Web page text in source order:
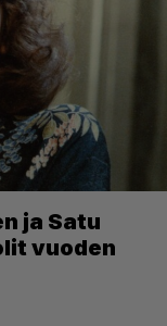
ja Satu
vuoden